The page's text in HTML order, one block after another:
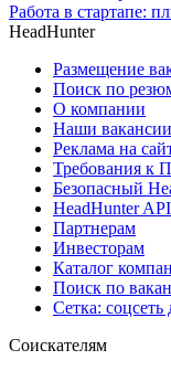
Работа в стартапе:
HeadHunter
Размещение
Поиск по
О компании
Наши вакансии
Реклама на
Требования к
Безопасный
HeadHunter API
Партнерам
Инвесторам
Каталог
Поиск по
Сетка: соцсеть
Соискателям